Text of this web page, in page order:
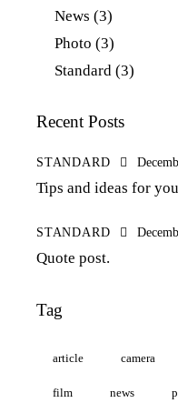
News (3)
Photo (3)
Standard (3)
Recent Posts
STANDARD
Tips and ideas for
STANDARD
Quote post.
Tag
article camera
film news